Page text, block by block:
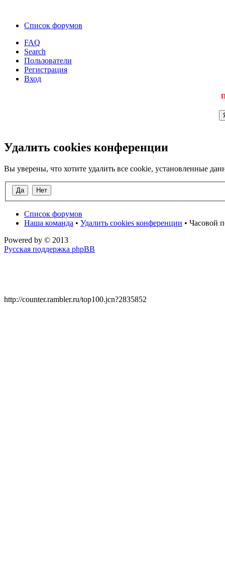
Список форумов
FAQ
Search
Пользователи
Регистрация
Вход
Удалить cookies конференции
Вы уверены, что хотите удалить все cookie, установленные
Список форумов
Наша команда • Удалить cookies конференции • Часовой
Powered by © 2013
Русская поддержка phpBB
http://counter.rambler.ru/top100.jcn?2835852